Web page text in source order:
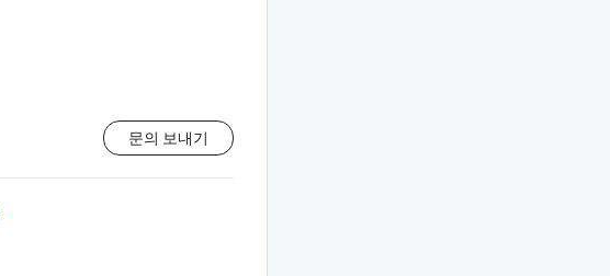
문의 보내기